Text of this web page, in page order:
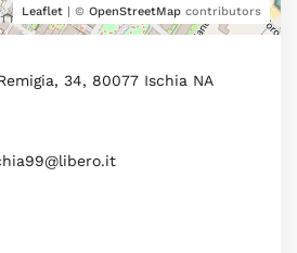
Leaflet | © OpenStreetMap contributors
34, 80077 Ischia NA